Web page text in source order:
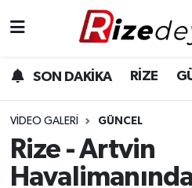
SON DAKİKA RİZE
VIDEO GALERI GÜNCEL
Rize - Artvin
Gündem
Yurttan Haberler
Ekonomi
Rize Hava Durumu
Rize Trafik Yoğunluk
Süper Lig Puan Durumu